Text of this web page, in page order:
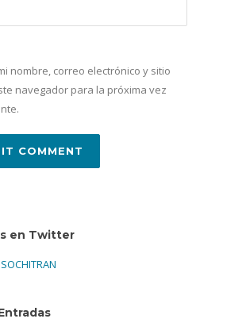
nombre, correo electrónico y sitio
navegador para la próxima vez
en Twitter